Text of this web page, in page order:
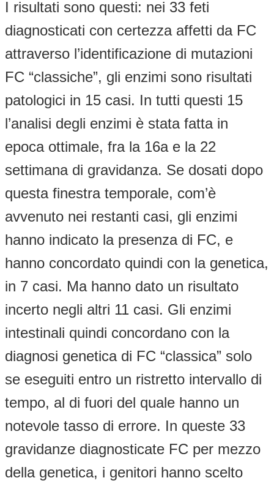
I risultati sono questi: nei 33 feti
diagnosticati con certezza affetti da FC
attraverso l’identificazione di mutazioni
FC “classiche”, gli enzimi sono risultati
patologici in 15 casi. In tutti questi 15
l’analisi degli enzimi è stata fatta in
epoca ottimale, fra la 16a e la 22
settimana di gravidanza. Se dosati dopo
questa finestra temporale, com’è
avvenuto nei restanti casi, gli enzimi
hanno indicato la presenza di FC, e
hanno concordato quindi con la genetica,
in 7 casi. Ma hanno dato un risultato
incerto negli altri 11 casi. Gli enzimi
intestinali quindi concordano con la
diagnosi genetica di FC “classica” solo
se eseguiti entro un ristretto intervallo di
tempo, al di fuori del quale hanno un
notevole tasso di errore. In queste 33
gravidanze diagnosticate FC per mezzo
della genetica, i genitori hanno scelto